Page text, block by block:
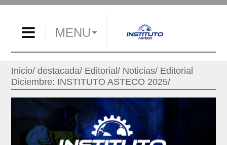
MENU
Inicio destacada Editorial Noticias Editorial
Diciembre: INSTITUTO ASTECO 2025